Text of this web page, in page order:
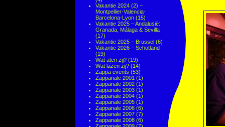
Vakantie 2024 (2) –
Montpellier-Valencia-
Barcelona-Lyon (15)
Vakantie 2025 – Andalusië:
Granada, Málaga & Sevilla
(17)
Vakantie 2025 – Brussel (6)
Vakantie 2026 – Schotland
(19)
Wat aten zij? (19)
Wat lazen zij? (14)
Zappa events (53)
Zappanale 2001 (1)
Zappanale 2002 (1)
Zappanale 2003 (1)
Zappanale 2004 (1)
Zappanale 2005 (1)
Zappanale 2006 (6)
Zappanale 2007 (7)
Zappanale 2008 (6)